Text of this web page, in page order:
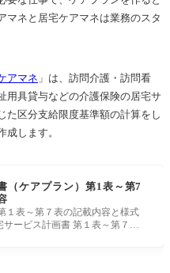
マネと居宅ケアマネは業務のスタ
アマネ 」は、訪問介護・訪問看
用具貸与などの介護保険の居宅サ
た区分支給限度基準額の計算をし
します。
（ケアプラン）第1表～第7
１表～第７表の記載内容と様式
ービス計画書 第１表～第７表